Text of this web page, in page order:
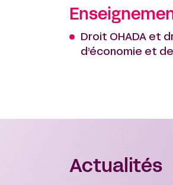
Droit OHADA et
d’économie et
Actualités